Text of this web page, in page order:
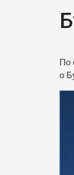
По
о